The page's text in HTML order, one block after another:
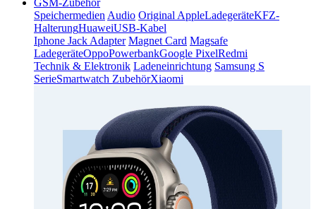
Speichermedien Audio Original AppleLadegeräteKFZ-
HalterungHuaweiUSB-Kabel
Iphone Jack Adapter Magnet Card Magsafe
LadegeräteOppoPowerbankGoogle PixelRedmi
Technik & Elektronik Ladeneinrichtung Samsung S
SerieSmartwatch ZubehörXiaomi